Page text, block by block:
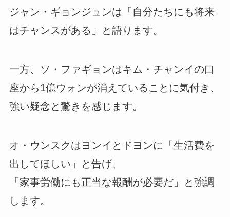
ジャン・ギョンジュンは「自分たちにも将来
はチャンスがある」と語ります。
一方、ソ・ファギョンはキム・チャンイの口
座から1億ウォンが消えていることに気付き、
強い疑念と驚きを感じます。
オ・ウンスクはヨンイとドヨンに「生活費を
出してほしい」と告げ、
「家事労働にも正当な報酬が必要だ」と強調
します。